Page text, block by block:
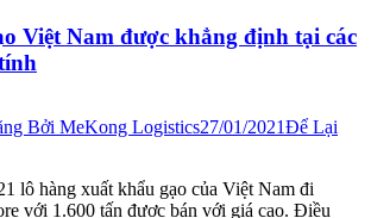
Việt Nam được khẳng định tại các
Bởi MeKong Logistics27/01/2021Để Lại
lô hàng xuất khẩu gạo của Việt Nam đi
với 1.600 tấn được bán với giá cao. Điều